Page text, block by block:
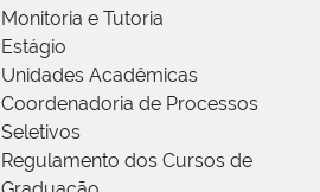
Monitoria e Tutoria
Estágio
Unidades Acadêmicas
Coordenadoria de Processos
Seletivos
Regulamento dos Cursos de